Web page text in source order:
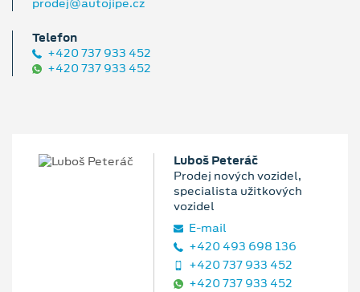
Telefon
+420 737 933 452
+420 737 933 452
Luboš Peteráč
Prodej nových vozidel,
specialista užitkových
vozidel
E‑mail
+420 493 698 136
+420 737 933 452
+420 737 933 452